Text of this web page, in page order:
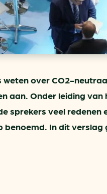
weten over CO2-
aan. Onder leiding van
sprekers veel redenen
In dit verslag